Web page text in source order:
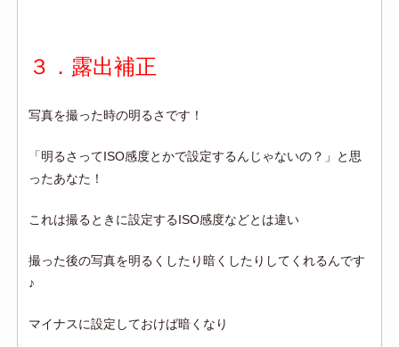
３．露出補正
写真を撮った時の明るさです！
「明るさってISO感度とかで設定するんじゃないの？」と思
ったあなた！
これは撮るときに設定するISO感度などとは違い
撮った後の写真を明るくしたり暗くしたりしてくれるんです
♪
マイナスに設定しておけば暗くなり